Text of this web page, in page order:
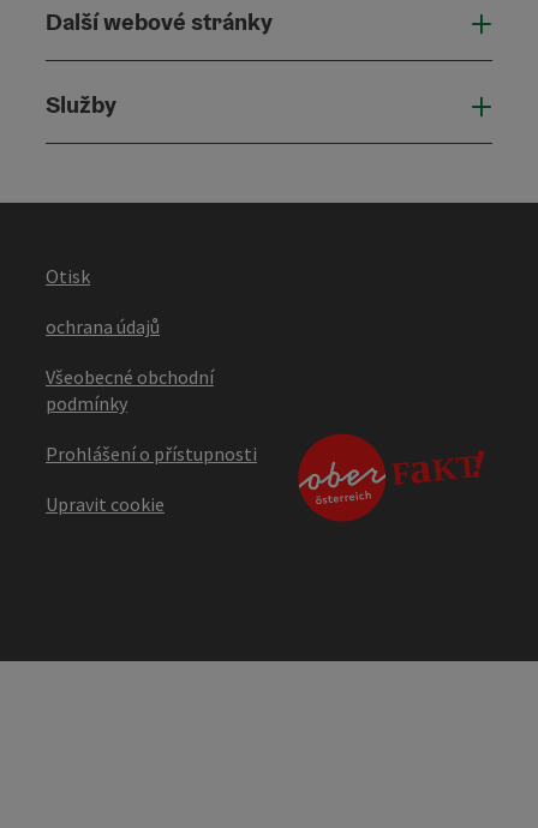
Další webové stránky
Služby
Otisk
ochrana údajů
Všeobecné obchodní
podmínky
Prohlášení o přístupnosti
Upravit cookie